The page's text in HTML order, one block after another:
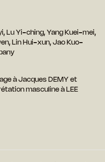
Lu Yi-ching, Yang Kuei-mei,
Lin Hui-xun, Jao Kuo-
à Jacques DEMY et
masculine à LEE